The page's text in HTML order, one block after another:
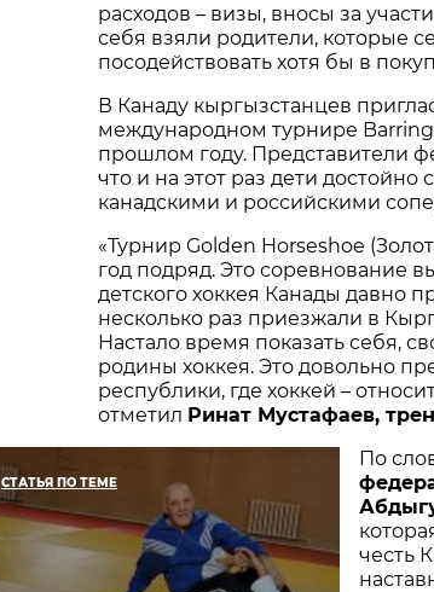
расходов – визы, вносы за
себя взяли родители, которые
посодействовать хотя бы в
В Канаду кыргызстанцев
международном турнире
прошлом году. Представители
что и на этот раз дети
канадскими и российскими
«Турнир Golden Horseshoe
год подряд. Это соревнование
детского хоккея Канады давно
несколько раз приезжали в
Настало время показать себя,
родины хоккея. Это довольно
республики, где хоккей –
отметил Ринат Мустафаев,
СТАТЬЯ ПО ТЕМЕ
По
честь